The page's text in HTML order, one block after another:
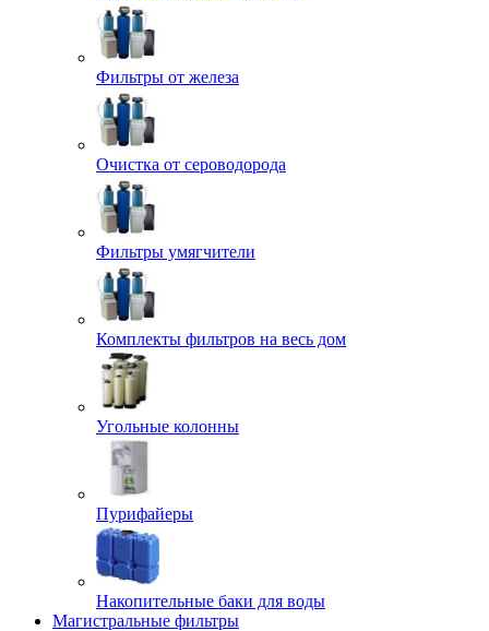
Фильтры от железа
Очистка от сероводорода
Фильтры умягчители
Комплекты фильтров на весь дом
Угольные колонны
Пурифайеры
Накопительные баки для воды
Магистральные фильтры